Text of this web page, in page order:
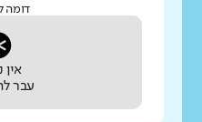
דומה
אין
עבר